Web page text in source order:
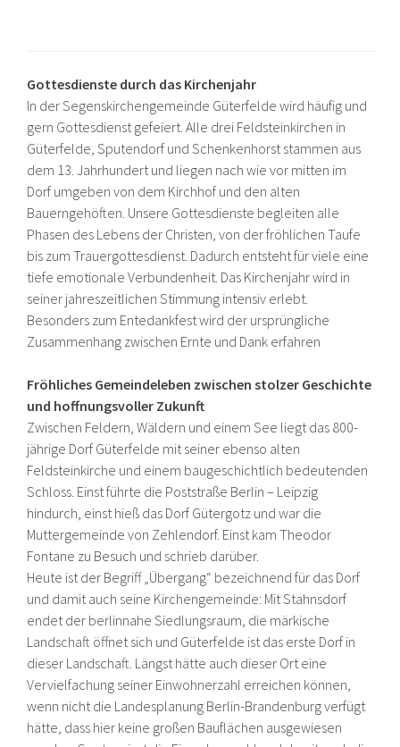
Gottesdienste durch das Kirchenjahr
In der Segenskirchengemeinde Güterfelde wird häufig und
gern Gottesdienst gefeiert. Alle drei Feldsteinkirchen in
Güterfelde, Sputendorf und Schenkenhorst stammen aus
dem 13. Jahrhundert und liegen nach wie vor mitten im
Dorf umgeben von dem Kirchhof und den alten
Bauerngehöften. Unsere Gottesdienste begleiten alle
Phasen des Lebens der Christen, von der fröhlichen Taufe
bis zum Trauergottesdienst. Dadurch entsteht für viele eine
tiefe emotionale Verbundenheit. Das Kirchenjahr wird in
seiner jahreszeitlichen Stimmung intensiv erlebt.
Besonders zum Entedankfest wird der ursprüngliche
Zusammenhang zwischen Ernte und Dank erfahren
Fröhliches Gemeindeleben zwischen stolzer Geschichte
und hoffnungsvoller Zukunft
Zwischen Feldern, Wäldern und einem See liegt das 800-
jährige Dorf Güterfelde mit seiner ebenso alten
Feldsteinkirche und einem baugeschichtlich bedeutenden
Schloss. Einst führte die Poststraße Berlin – Leipzig
hindurch, einst hieß das Dorf Gütergotz und war die
Muttergemeinde von Zehlendorf. Einst kam Theodor
Fontane zu Besuch und schrieb darüber.
Heute ist der Begriff „Übergang“ bezeichnend für das Dorf
und damit auch seine Kirchengemeinde: Mit Stahnsdorf
endet der berlinnahe Siedlungsraum, die märkische
Landschaft öffnet sich und Güterfelde ist das erste Dorf in
dieser Landschaft. Längst hätte auch dieser Ort eine
Vervielfachung seiner Einwohnerzahl erreichen können,
wenn nicht die Landesplanung Berlin-Brandenburg verfügt
hätte, dass hier keine großen Bauflächen ausgewiesen